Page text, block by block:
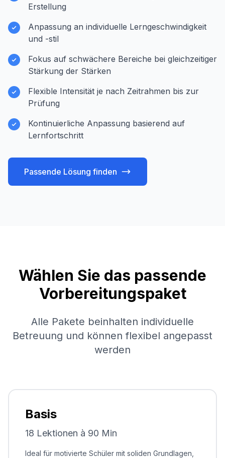
Erstellung
Anpassung an individuelle Lerngeschwindigkeit
und -stil
Fokus auf schwächere Bereiche bei gleichzeitiger
Stärkung der Stärken
Flexible Intensität je nach Zeitrahmen bis zur
Prüfung
Kontinuierliche Anpassung basierend auf
Lernfortschritt
Passende Lösung finden
Wählen Sie das passende
Vorbereitungspaket
Alle Pakete beinhalten individuelle
Betreuung und können flexibel angepasst
werden
Basis
18 Lektionen à 90 Min
Ideal für motivierte Schüler mit soliden Grundlagen,